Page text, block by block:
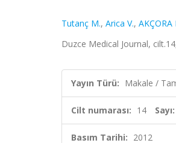
Tutanç M., Arica V., AKÇORA
Duzce Medical Journal,
Yayın Türü: Makale /
Cilt numarası: 14 Sayı:
Basım Tarihi: 2012